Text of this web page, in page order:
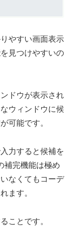
やすい画面表示
見つけやすいの
ドウが表示され
ウィンドウに候
可能です。
力すると候補を
補完機能は極め
なくてもコーデ
ます。
ことです。